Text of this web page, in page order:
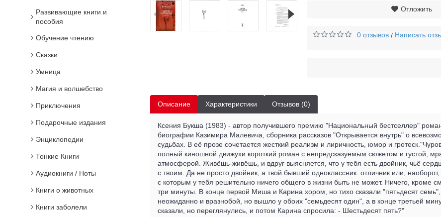
Развивающие книги и
пособия
Обучение чтению
Сказки
Умница
Магия и волшебство
Приключения
Подарочные издания
Энциклопедии
Тонкие Книги
Аудиокниги / Ноты
Книги о животных
Книги заболели
Отложить
0 отзывов / Написать
Описание Характеристики Отзывов (0)
Ксения Букша (1983) - автор получившего премию "Национальный бестселлер"
биографии Казимира Малевича, сборника рассказов "Открывается внутрь" о
судьбах. В её прозе сочетается жесткий реализм и лиричность, юмор и
полный киношной движухи короткий роман с непредсказуемым сюжетом и густой,
атмосферой. Живёшь-живёшь, и вдруг выясняется, что у тебя есть двойник, чьё
с твоим. Да не просто двойник, а твой бывший одноклассник: отличник или, наоборот,
с которым у тебя решительно ничего общего в жизни быть не может. Ничего, кроме
три минуты. В конце первой Миша и Карина хором, но тихо сказали "пятьдесят семь",
неожиданно и вразнобой, но вышло у обоих "семьдесят один", а в конце третьей
сказали, но переглянулись, и потом Карина спросила: - Шестьдесят пять?"